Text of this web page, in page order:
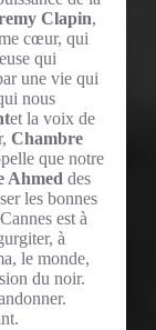
Clapin,
cœur, qui
qui
une vie qui
nous
et la voix de
Chambre
que notre
Ahmed des
les bonnes
est à
à
le monde,
du noir.